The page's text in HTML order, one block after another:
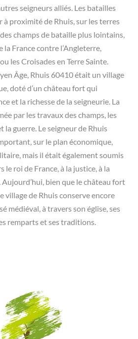
seigneurs alliés. Les batailles
à proximité de Rhuis, sur les terres
champs de bataille plus lointains,
la France contre l’Angleterre,
les Croisades en Terre Sainte.
Âge, Rhuis 60410 était un village
doté d’un château fort qui
et la richesse de la seigneurie. La
par les travaux des champs, les
la guerre. Le seigneur de Rhuis
sur le plan économique,
mais il était également soumis
le roi de France, à la justice, à la
bien que le château fort
village de Rhuis conserve encore
médiéval, à travers son église, ses
remparts et ses traditions.